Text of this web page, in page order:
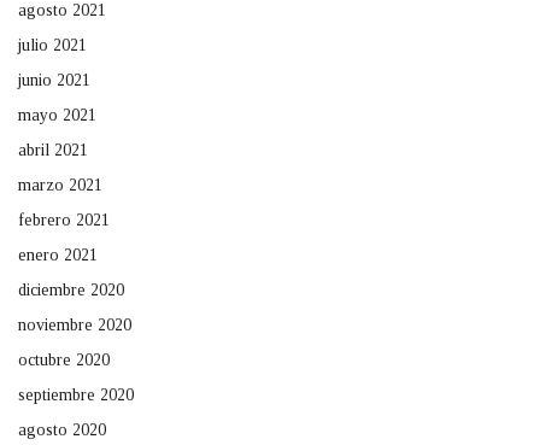
agosto 2021
julio 2021
junio 2021
mayo 2021
abril 2021
marzo 2021
febrero 2021
enero 2021
diciembre 2020
noviembre 2020
octubre 2020
septiembre 2020
agosto 2020